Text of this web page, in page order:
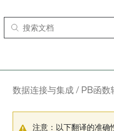
数据连接与集成 PB函数
注意：以下翻译的准确